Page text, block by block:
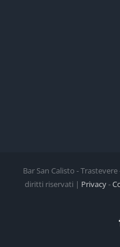
Bar San Calisto -
diritti riservati | Privacy-